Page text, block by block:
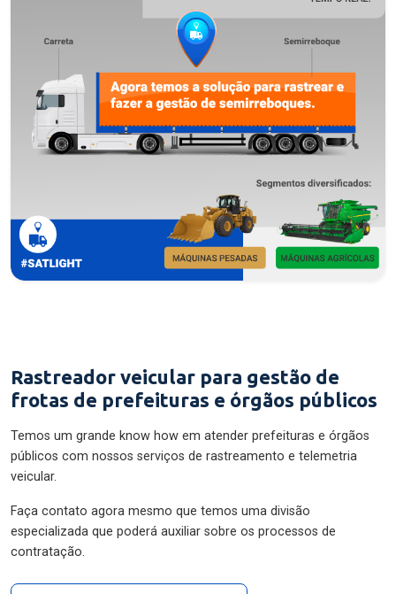
Rastreador veicular para gestão de
frotas de prefeituras e órgãos públicos
Temos um grande know how em atender prefeituras e órgãos
públicos com nossos serviços de rastreamento e telemetria
veicular.
Faça contato agora mesmo que temos uma divisão
especializada que poderá auxiliar sobre os processos de
contratação.